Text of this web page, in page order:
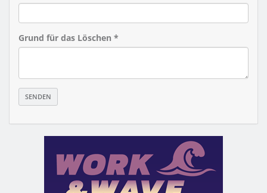
Grund für das Löschen *